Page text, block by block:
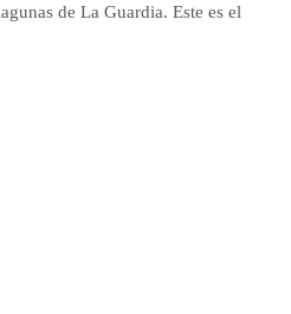
de La Guardia. Este es el